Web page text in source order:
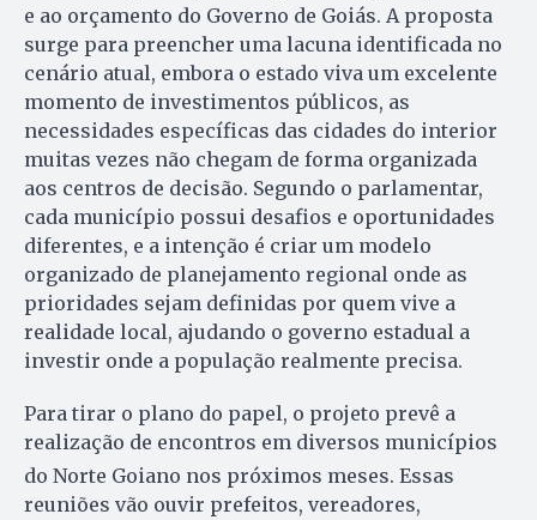
e ao orçamento do Governo de Goiás. A proposta
surge para preencher uma lacuna identificada no
cenário atual, embora o estado viva um excelente
momento de investimentos públicos, as
necessidades específicas das cidades do interior
muitas vezes não chegam de forma organizada
aos centros de decisão. Segundo o parlamentar,
cada município possui desafios e oportunidades
diferentes, e a intenção é criar um modelo
organizado de planejamento regional onde as
prioridades sejam definidas por quem vive a
realidade local, ajudando o governo estadual a
investir onde a população realmente precisa.
Para tirar o plano do papel, o projeto prevê a
realização de encontros em diversos municípios
do Norte Goiano nos próximos meses. Essas
reuniões vão ouvir prefeitos, vereadores,